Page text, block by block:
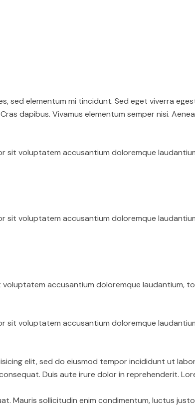
sed elementum mi tincidunt. Sed eget viverra
dapibus. Vivamus elementum semper nisi.
sit voluptatem accusantium doloremque
sit voluptatem accusantium doloremque
accusantium doloremque laudantium,
sit voluptatem accusantium doloremque
elit, sed do eiusmod tempor incididunt ut
Duis aute irure dolor in reprehenderit.
Mauris sollicitudin enim condimentum, luctus